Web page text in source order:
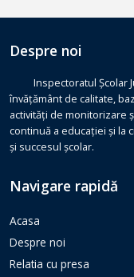
Despre noi
Inspectoratul Școlar
învățământ de calitate,
activități de monitorizare
continuă a educației și la
și succesul școlar.
Navigare rapidă
Acasa
Despre noi
Relatia cu presa